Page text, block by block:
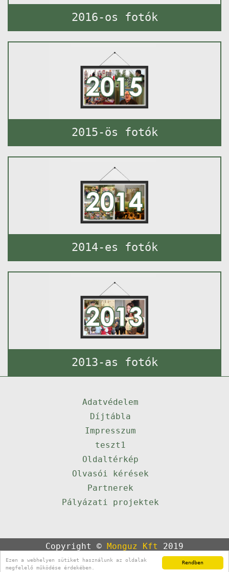
Rendben
Ezen a webhelyen sütiket használunk az oldalak
megfelelő működése érdekében.
2016-os fotók
2015-ös fotók
2014-es fotók
2013-as fotók
Adatvédelem
Díjtábla
Impresszum
teszt1
Oldaltérkép
Olvasói kérések
Partnerek
Pályázati projektek
Copyright © Monguz Kft
2019
Powered byQulto